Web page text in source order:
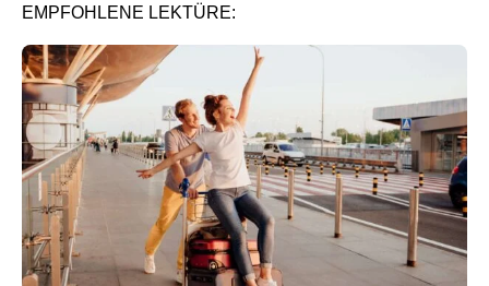
EMPFOHLENE LEKTÜRE: